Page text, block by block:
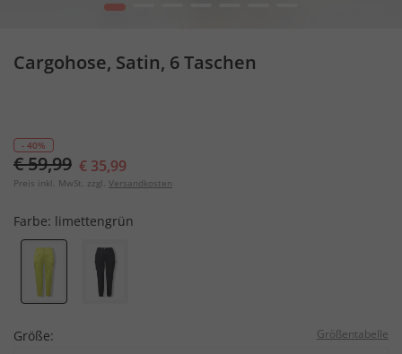
1
Cargohose, Satin, 6 Taschen
- 40%
€ 59,99 € 35,99
Preis inkl. MwSt. zzgl. Versandkosten
Farbe: limettengrün
Größe: Größentabelle